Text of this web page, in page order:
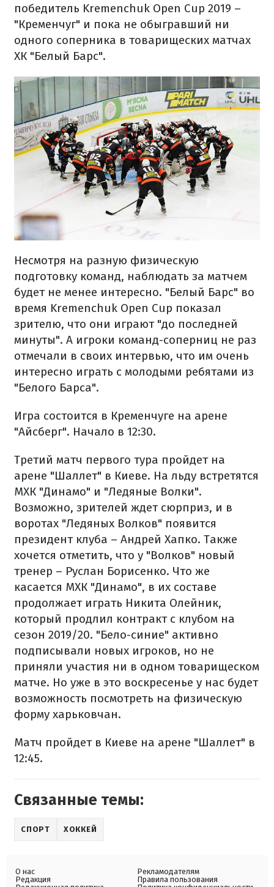
победитель Kremenchuk Open Cup 2019 –
"Кременчуг" и пока не обыгравший ни
одного соперника в товарищеских матчах
ХК "Белый Барс".
Несмотря на разную физическую
подготовку команд, наблюдать за матчем
будет не менее интересно. "Белый Барс" во
время Kremenchuk Open Cup показал
зрителю, что они играют "до последней
минуты". А игроки команд-соперниц не раз
отмечали в своих интервью, что им очень
интересно играть с молодыми ребятами из
"Белого Барса".
Игра состоится в Кременчуге на арене
"Айсберг". Начало в 12:30.
Третий матч первого тура пройдет на
арене "Шаллет" в Киеве. На льду встретятся
МХК "Динамо" и "Ледяные Волки".
Возможно, зрителей ждет сюрприз, и в
воротах "Ледяных Волков" появится
президент клуба – Андрей Хапко. Также
хочется отметить, что у "Волков" новый
тренер – Руслан Борисенко. Что же
касается МХК "Динамо", в их составе
продолжает играть Никита Олейник,
который продлил контракт с клубом на
сезон 2019/20. "Бело-синие" активно
подписывали новых игроков, но не
приняли участия ни в одном товарищеском
матче. Но уже в это воскресенье у нас будет
возможность посмотреть на физическую
форму харьковчан.
Матч пройдет в Киеве на арене "Шаллет" в
12:45.
Связанные темы:
СПОРТ ХОККЕЙ
О нас
Редакция
Рекламодателям
Правила пользования